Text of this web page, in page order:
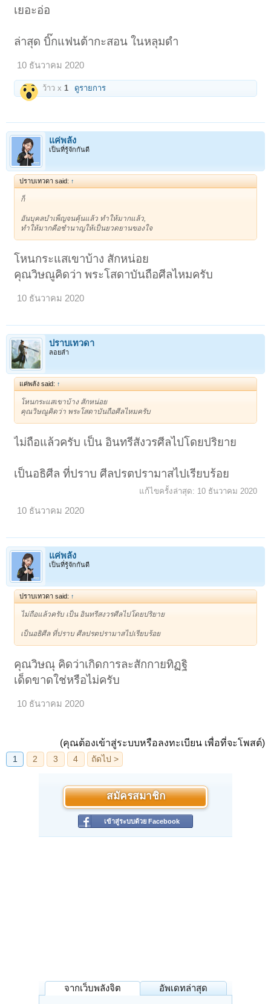
เยอะอ่อ
ล่าสุด บิ๊กแฟนต้ากะสอน ในหลุมดำ
10 ธันวาคม 2020
ว้าว x1 ดูรายการ
แค่พลัง
เป็นที่รู้จักกันดี
ปราบเทวดา said: ↑
ก็
อันบุคลบำเพ็ญจนคุ้นแล้ว ทำให้มากแล้ว,
ทำให้มากคือชำนาญให้เป็นยวดยานของใจ
โหนกระแสเขาบ้าง สักหน่อย
คุณวิษณูคิดว่า พระโสดาบันถือศีลไหมครับ
10 ธันวาคม 2020
ปราบเทวดา
ลอยลำ
แค่พลัง said: ↑
โหนกระแสเขาบ้าง สักหน่อย
คุณวิษณูคิดว่า พระโสดาบันถือศีลไหมครับ
ไม่ถือแล้วครับ เป็น อินทรีสังวรศีลไปโดยปริยาย
เป็นอธิศีล ที่ปราบ ศีลปรตปรามาสไปเรียบร้อย
แก้ไขครั้งล่าสุด: 10 ธันวาคม 2020
10 ธันวาคม 2020
แค่พลัง
เป็นที่รู้จักกันดี
ปราบเทวดา said: ↑
ไม่ถือแล้วครับ เป็น อินทรีสงวรศีลไปโดยปริยาย
เป็นอธิศีล ที่ปราบ ศีลปรตปรามาสไปเรียบร้อย
คุณวิษณุ คิดว่าเกิดการละสักกายทิฏฐิ
เด็ดขาดใช่หรือไม่ครับ
10 ธันวาคม 2020
(คุณต้องเข้าสู่ระบบหรือลงทะเบียน เพื่อที่จะโพสต์)
สมัครสมาชิก
เข้าสู่ระบบด้วย Facebook
จากเว็บพลังจิต อัพเดทล่าสุด